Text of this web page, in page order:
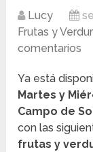
Lucy
Frutas y
comentarios
Ya está
Martes y
Campo de
con las
frutas y